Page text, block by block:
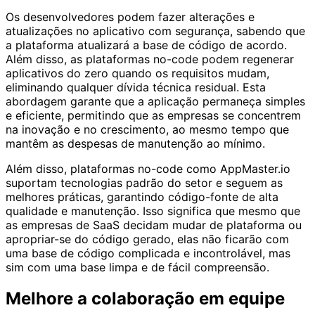
Os desenvolvedores podem fazer alterações e
atualizações no aplicativo com segurança, sabendo que
a plataforma atualizará a base de código de acordo.
Além disso, as plataformas no-code podem regenerar
aplicativos do zero quando os requisitos mudam,
eliminando qualquer dívida técnica residual. Esta
abordagem garante que a aplicação permaneça simples
e eficiente, permitindo que as empresas se concentrem
na inovação e no crescimento, ao mesmo tempo que
mantêm as despesas de manutenção ao mínimo.
Além disso, plataformas no-code como AppMaster.io
suportam tecnologias padrão do setor e seguem as
melhores práticas, garantindo código-fonte de alta
qualidade e manutenção. Isso significa que mesmo que
as empresas de SaaS decidam mudar de plataforma ou
apropriar-se do código gerado, elas não ficarão com
uma base de código complicada e incontrolável, mas
sim com uma base limpa e de fácil compreensão.
Melhore a colaboração em equipe